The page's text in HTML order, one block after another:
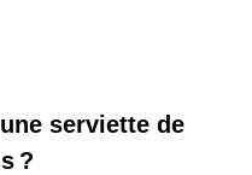
serviette de
?